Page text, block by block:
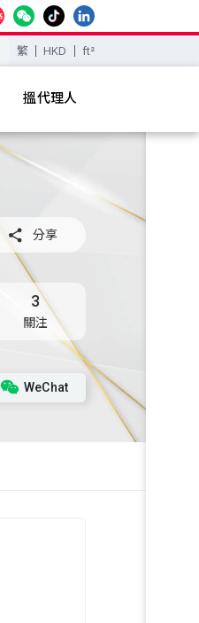
繁 HKD ft²
搵代理人
 分享
3
關注
WeChat